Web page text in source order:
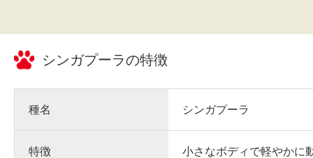
シンガプーラの特徴
種名 シンガプーラ
特徴
小さなボディで軽やかに